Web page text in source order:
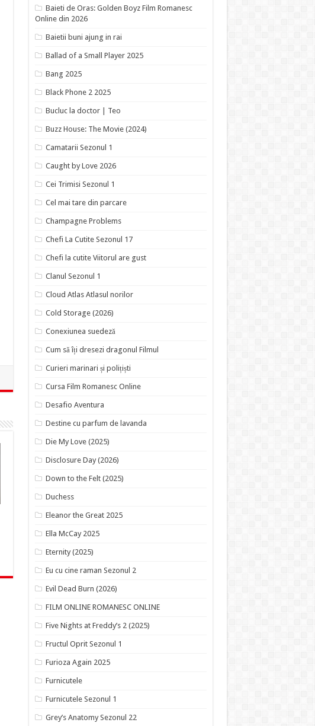
Baieti de Oras: Golden Boyz Film Romanesc
Online din 2026
Baietii buni ajung in rai
Ballad of a Small Player 2025
Bang 2025
Black Phone 2 2025
Bucluc la doctor | Teo
Buzz House: The Movie (2024)
Camatarii Sezonul 1
Caught by Love 2026
Cei Trimisi Sezonul 1
Cel mai tare din parcare
Champagne Problems
Chefi La Cutite Sezonul 17
Chefi la cutite Viitorul are gust
Clanul Sezonul 1
Cloud Atlas Atlasul norilor
Cold Storage (2026)
Conexiunea suedeză
Cum să îți dresezi dragonul Filmul
Curieri marinari și polițiști
Cursa Film Romanesc Online
Desafio Aventura
Destine cu parfum de lavanda
Die My Love (2025)
Disclosure Day (2026)
Down to the Felt (2025)
Duchess
Eleanor the Great 2025
Ella McCay 2025
Eternity (2025)
Eu cu cine raman Sezonul 2
Evil Dead Burn (2026)
FILM ONLINE ROMANESC ONLINE
Five Nights at Freddy’s 2 (2025)
Fructul Oprit Sezonul 1
Furioza Again 2025
Furnicutele
Furnicutele Sezonul 1
Grey’s Anatomy Sezonul 22